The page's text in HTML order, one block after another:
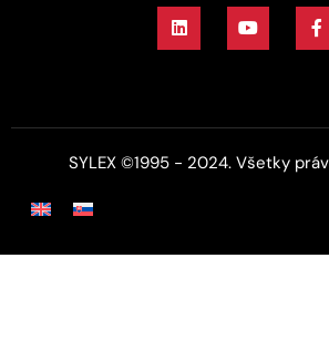
SYLEX ©1995 - 2024. Všetky